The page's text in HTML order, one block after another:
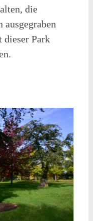
die
ausgegraben
dieser Park